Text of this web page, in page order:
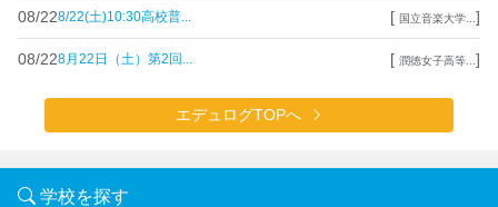
08/228/22(土)10:30高校普... [ 国立音楽大学... ]
08/228月22日（土）第2回... [ 潤徳女子高等... ]
エデュログTOPへ
学校を探す